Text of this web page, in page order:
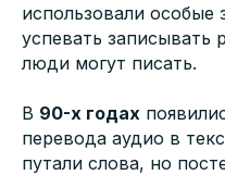
использовали особые
успевать записывать
люди могут писать.
В 90-х годах
перевода аудио в
путали слова, но